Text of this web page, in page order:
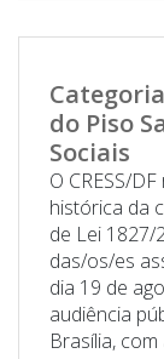
do Piso
Sociais
O CRESS/
histórica da
de Lei 1827/
das/os/es
dia 19 de
audiência
Brasília,